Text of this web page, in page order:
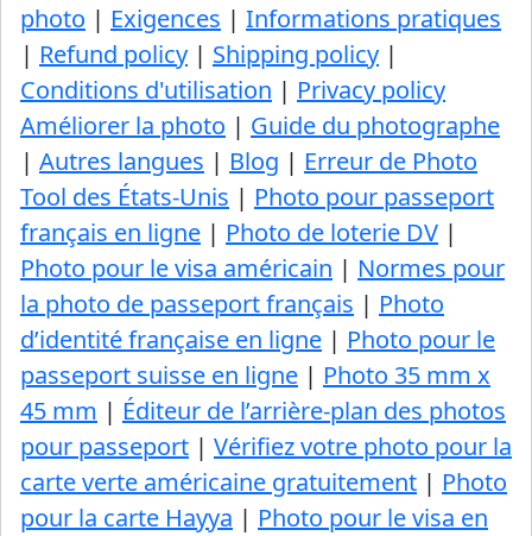
photo | Exigences | Informations pratiques
| Refund policy | Shipping policy |
Conditions d'utilisation | Privacy policy
Améliorer la photo | Guide du photographe
| Autres langues | Blog | Erreur de Photo
Tool des États-Unis | Photo pour passeport
français en ligne | Photo de loterie DV |
Photo pour le visa américain | Normes pour
la photo de passeport français | Photo
d’identité française en ligne | Photo pour le
passeport suisse en ligne | Photo 35 mm x
45 mm | Éditeur de l’arrière-plan des photos
pour passeport | Vérifiez votre photo pour la
carte verte américaine gratuitement | Photo
pour la carte Hayya | Photo pour le visa en